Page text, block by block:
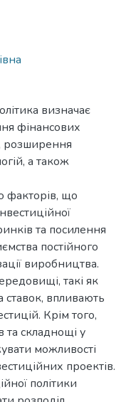
визначає
фінансових
розширення
а також
факторів, що
та посилення
постійного
виробництва.
такі як
ставок, впливають
Крім того,
та складнощі у
можливості
проектів.
політики